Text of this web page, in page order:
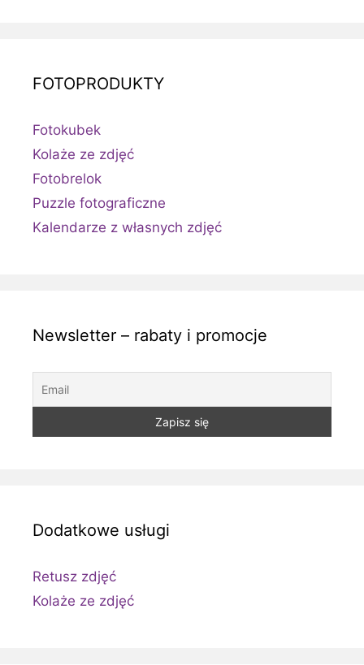
FOTOPRODUKTY
Fotokubek
Kolaże ze zdjęć
Fotobrelok
Puzzle fotograficzne
Kalendarze z własnych zdjęć
Newsletter – rabaty i promocje
Dodatkowe usługi
Retusz zdjęć
Kolaże ze zdjęć